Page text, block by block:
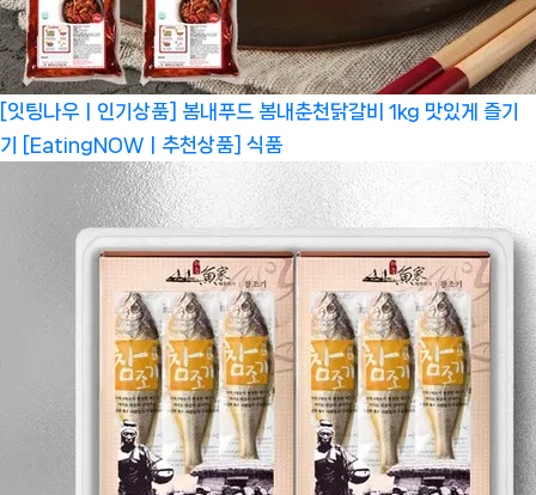
[잇팅나우ㅣ인기상품] 봄내푸드 봄내춘천닭갈비 1kg 맛있게 즐기
기 [EatingNOWㅣ추천상품] 식품